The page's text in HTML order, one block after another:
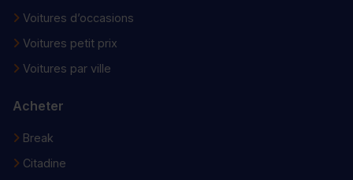
Voitures d’occasions
Voitures petit prix
Voitures par ville
Acheter
Break
Citadine